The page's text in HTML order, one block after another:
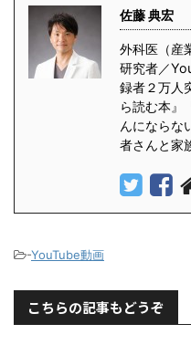
佐藤 典宏
外科医（産
研究者／
録者２万人
ら読む本』
んにならな
者さんと家
-YouTube動画
こちらの記事もどうぞ